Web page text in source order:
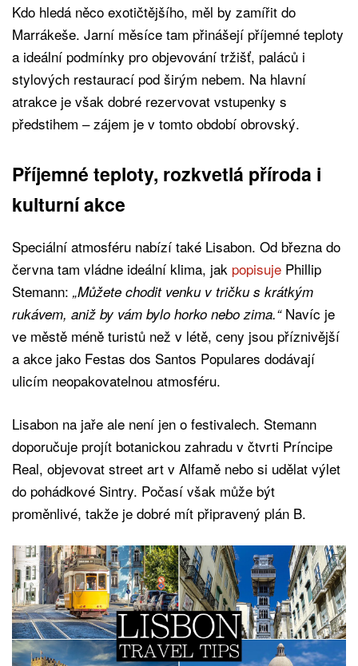
Kdo hledá něco exotičtějšího, měl by zamířit do
Marrákeše. Jarní měsíce tam přinášejí příjemné teploty
a ideální podmínky pro objevování tržišť, paláců i
stylových restaurací pod širým nebem. Na hlavní
atrakce je však dobré rezervovat vstupenky s
předstihem – zájem je v tomto období obrovský.
Příjemné teploty, rozkvetlá příroda i
kulturní akce
Speciální atmosféru nabízí také Lisabon. Od března do
června tam vládne ideální klima, jak popisuje Phillip
Stemann: „Můžete chodit venku v tričku s krátkým
rukávem, aniž by vám bylo horko nebo zima.“Navíc je
ve městě méně turistů než v létě, ceny jsou příznivější
a akce jako Festas dos Santos Populares dodávají
ulicím neopakovatelnou atmosféru.
Lisabon na jaře ale není jen o festivalech. Stemann
doporučuje projít botanickou zahradu v čtvrti Príncipe
Real, objevovat street art v Alfamě nebo si udělat výlet
do pohádkové Sintry. Počasí však může být
proměnlivé, takže je dobré mít připravený plán B.